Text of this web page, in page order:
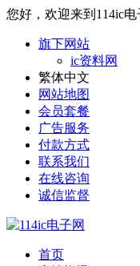
您好，欢迎来到114ic电
旗下网站
ic资料网
繁体中文
网站地图
会员套餐
广告服务
付款方式
联系我们
在线咨询
诚信监督
首页